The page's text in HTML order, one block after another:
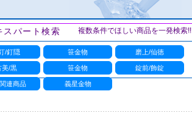
スパート検索 複数条件でほしい商品を一発検索!!
/釘隠 笹金物 磨上/仙徳
美/黒 笹金物 錠前/飾錠
連商品 義星金物